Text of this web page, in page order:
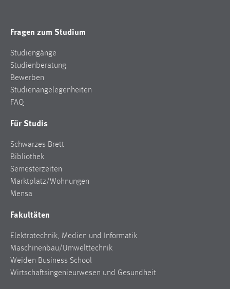
Fragen zum Studium
Studiengänge
Studienberatung
Bewerben
Studienangelegenheiten
FAQ
Für Studis
Schwarzes Brett
Bibliothek
Semesterzeiten
Marktplatz/Wohnungen
Mensa
Fakultäten
Elektrotechnik, Medien und Informatik
Maschinenbau/Umwelttechnik
Weiden Business School
Wirtschaftsingenieurwesen und Gesundheit
Anbieter:
Zweck:
Conversion-Tracking
Cookie Laufzeit:
Facebook Pixel
Name:
_fbp
Anbieter:
Zweck:
Cookie Laufzeit:
3 Monate